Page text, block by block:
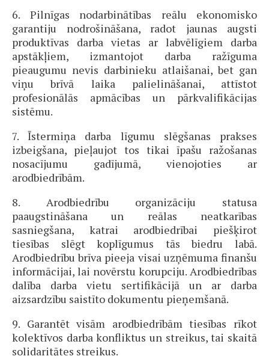
6. Pilnīgas nodarbinātības reālu ekonomisko
garantiju nodrošināšana, radot jaunas augsti
produktīvas darba vietas ar labvēlīgiem darba
apstākļiem, izmantojot darba ražīguma
pieaugumu nevis darbinieku atlaišanai, bet gan
viņu brīvā laika palielināšanai, attīstot
profesionālās apmācības un pārkvalifikācijas
sistēmu.
7. Īstermiņa darba līgumu slēgšanas prakses
izbeigšana, pieļaujot tos tikai īpašu ražošanas
nosacījumu gadījumā, vienojoties ar
arodbiedrībām.
8. Arodbiedrību organizāciju statusa
paaugstināšana un reālas neatkarības
sasniegšana, katrai arodbiedrībai piešķirot
tiesības slēgt koplīgumus tās biedru labā.
Arodbiedrību brīva pieeja visai uzņēmuma finanšu
informācijai, lai novērstu korupciju. Arodbiedrības
dalība darba vietu sertifikācijā un ar darba
aizsardzību saistīto dokumentu pieņemšanā.
9. Garantēt visām arodbiedrībām tiesības rīkot
kolektīvos darba konfliktus un streikus, tai skaitā
solidaritātes streikus.